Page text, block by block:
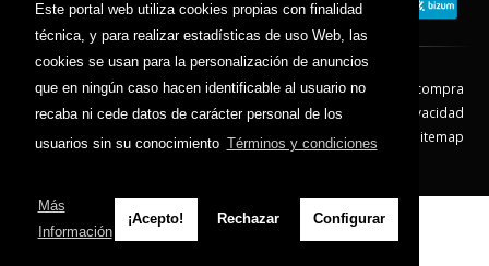
Este portal web utiliza cookies propias con finalidad
técnica, y para realizar estadísticas de uso Web, las
cookies se usan para la personalización de anuncios
que en ningún caso hacen identificable al usuario no
recaba ni cede datos de carácter personal de los
usuarios sin su conocimiento Términos y condiciones
Más
Información
¡Acepto! Rechazar Configurar
Contacto Aviso Legal
Condiciones de compra
Política de envíos
Política de devolución
Política de Privacidad
Política de Cookies
Sitemap